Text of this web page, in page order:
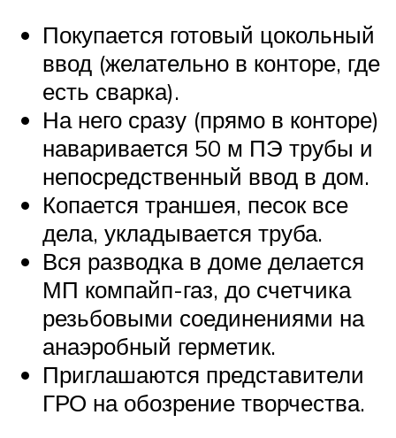
Покупается готовый цокольный
ввод (желательно в конторе, где
есть сварка).
На него сразу (прямо в конторе)
наваривается 50 м ПЭ трубы и
непосредственный ввод в дом.
Копается траншея, песок все
дела, укладывается труба.
Вся разводка в доме делается
МП компайп-газ, до счетчика
резьбовыми соединениями на
анаэробный герметик.
Приглашаются представители
ГРО на обозрение творчества.